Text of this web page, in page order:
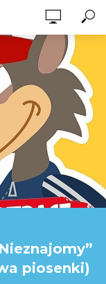
piosenki)